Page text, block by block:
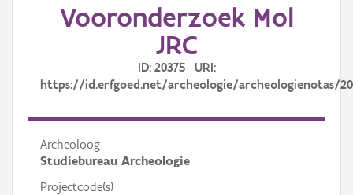
AanmeldenVooronderzoek Mol
JRC
ID: 20375 URI:
https://id.erfgoed.net/archeologie/archeologienotas/
Archeoloog
Studiebureau Archeologie
Projectcode(s)